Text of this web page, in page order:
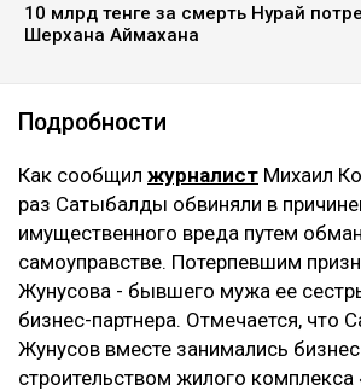
10 млрд тенге за смерть Нурай
Шерхана Аймахана
Подробности
Как сообщил журналист Михаил
раз Сатыбалды обвиняли в
имущественного вреда путем
самоуправстве. Потерпевшим
Жунусова - бывшего мужа ее
бизнес-партнера. Отмечается, что
Жунусов вместе занимались
строительством жилого комплекса